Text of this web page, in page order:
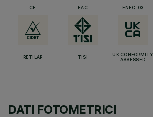
CE EAC ENEC-03
RETILAP TISI
UK CONFORMITY
ASSESSED
DATI FOTOMETRICI